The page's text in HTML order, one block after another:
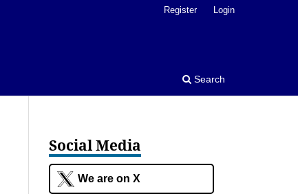
Search
Register Login
Social Media
We are on X